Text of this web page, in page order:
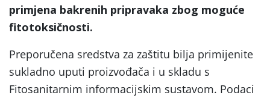
primjena bakrenih pripravaka zbog moguće
fitotoksičnosti.
Preporučena sredstva za zaštitu bilja primijenite
sukladno uputi proizvođača i u skladu s
Fitosanitarnim informacijskim sustavom. Podaci